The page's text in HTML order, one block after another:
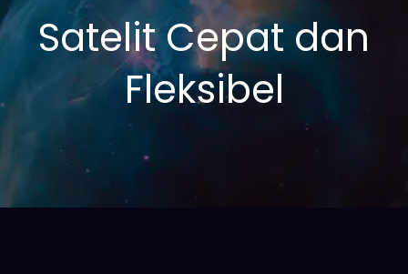
Satelit Cepat dan
Fleksibel